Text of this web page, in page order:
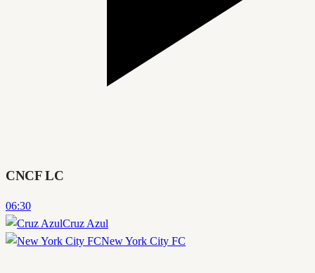
CNCF LC
06:30
Cruz Azul
New York City FC